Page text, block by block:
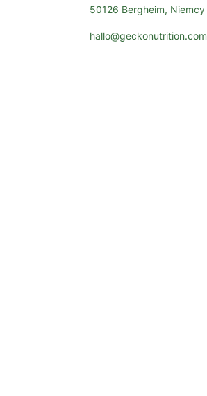
50126 Bergheim, Niemcy
hallo@geckonutrition.com